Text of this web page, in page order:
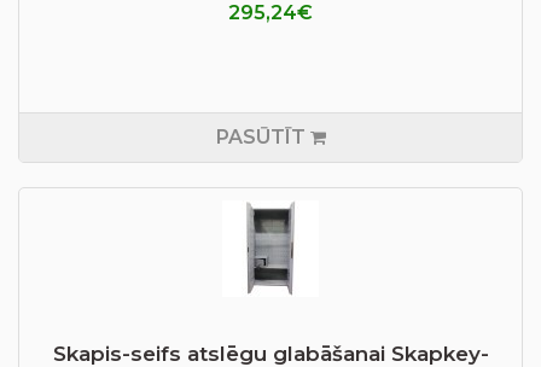
295,24€
PASŪTĪT
Skapis-seifs atslēgu glabāšanai Skapkey-